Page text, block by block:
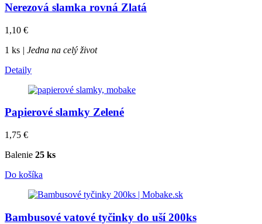
Nerezová slamka rovná Zlatá
1,10 €
1 ks | Jedna na celý život
Detaily
Papierové slamky Zelené
1,75 €
Balenie 25 ks
Do košíka
Bambusové vatové tyčinky do uší 200ks